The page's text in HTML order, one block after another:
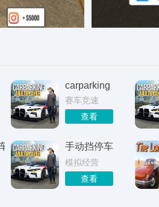
carparking
赛车竞速
查看
库中文版 手动挡停车
模拟经营
查看